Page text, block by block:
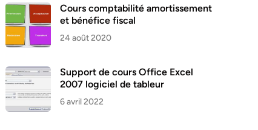
Cours comptabilité amortissement
et bénéfice fiscal
24 août 2020
Support de cours Office Excel
2007 logiciel de tableur
6 avril 2022